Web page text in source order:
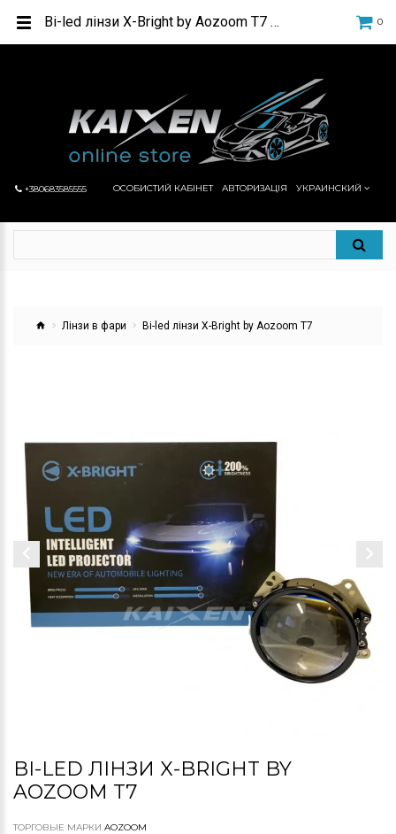
0
ОСОБИСТИЙ КАБІНЕТ
+380683585555 АВТОРИЗАЦІЯ УКРАИНСКИЙ
Лінзи в фари Bi-led лінзи X-Bright by Aozoom T7
BI-LED ЛІНЗИ X-BRIGHT BY
AOZOOM T7
ТОРГОВЫЕ МАРКИ AOZOOM
Bi-led лінзи X-Bright by Aozoom T7 в інтернет-магазині автосвітла КАЙКСЕН